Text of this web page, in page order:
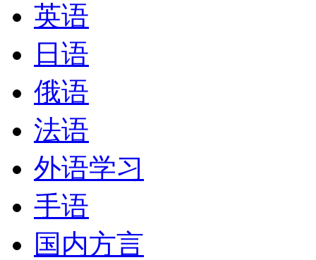
英语
日语
俄语
法语
外语学习
手语
国内方言